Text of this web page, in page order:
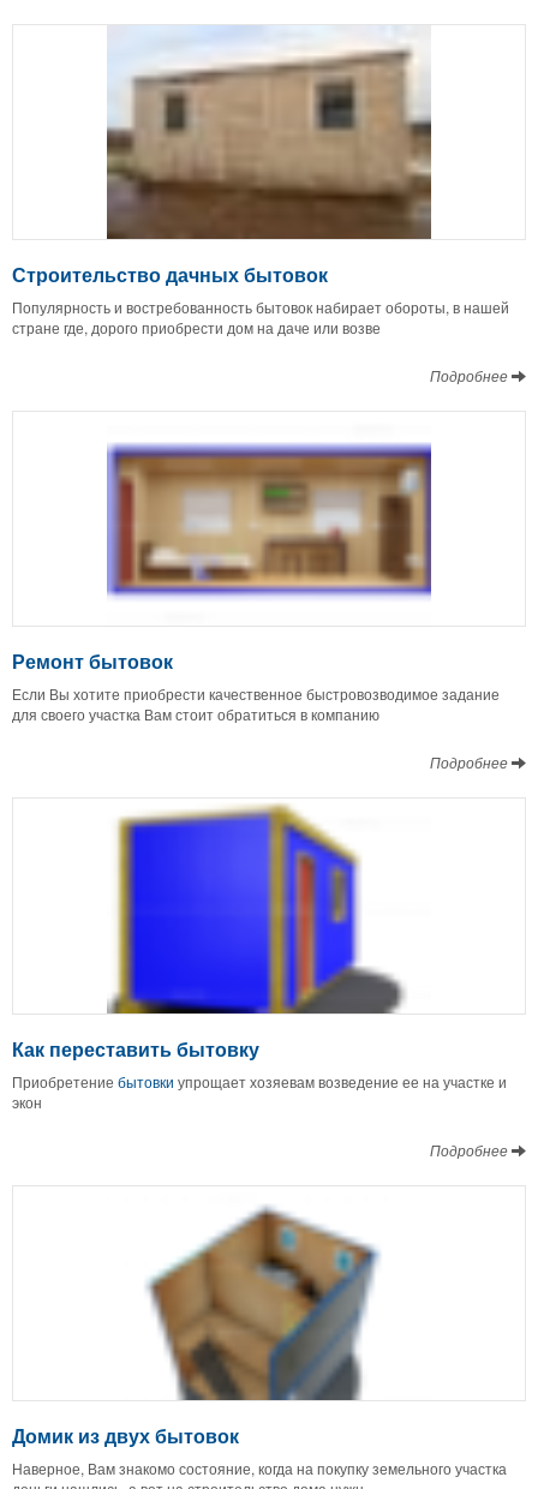
Строительство дачных бытовок
Популярность и востребованность бытовок набирает обороты, в нашей
стране где, дорого приобрести дом на даче или возве
Подробнее
Ремонт бытовок
Если Вы хотите приобрести качественное быстровозводимое задание
для своего участка Вам стоит обратиться в компанию
Подробнее
Как переставить бытовку
Приобретение бытовки упрощает хозяевам возведение ее на участке и
экон
Подробнее
Домик из двух бытовок
Наверное, Вам знакомо состояние, когда на покупку земельного участка